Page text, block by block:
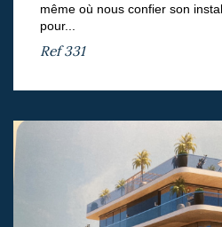
même où nous confier son
pour...
Ref331